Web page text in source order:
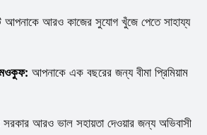
আপনাকে আরও কাজের সুযোগ খুঁজে পেতে সাহায্য
মওকুফ: আপনাকে এক বছরের জন্য বীমা প্রিমিয়াম
সরকার আরও ভাল সহায়তা দেওয়ার জন্য অভিবাসী